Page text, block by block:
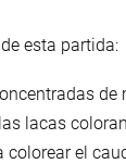
esta partida:
de
lacas
colorear el